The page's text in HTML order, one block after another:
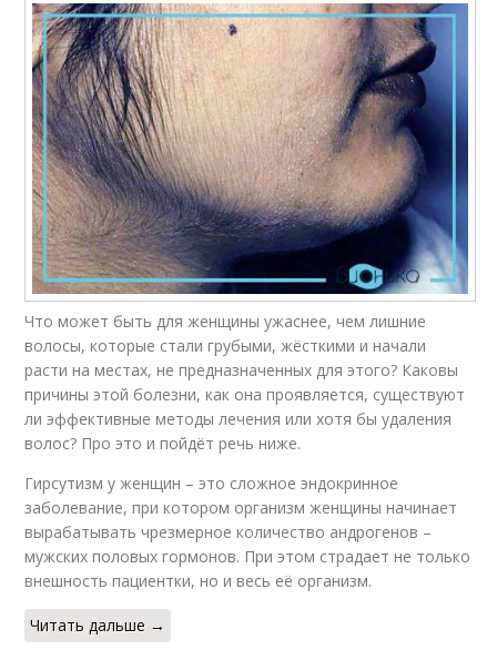
Что может быть для женщины ужаснее, чем лишние
волосы, которые стали грубыми, жёсткими и начали
расти на местах, не предназначенных для этого? Каковы
причины этой болезни, как она проявляется, существуют
ли эффективные методы лечения или хотя бы удаления
волос? Про это и пойдёт речь ниже.
Гирсутизм у женщин – это сложное эндокринное
заболевание, при котором организм женщины начинает
вырабатывать чрезмерное количество андрогенов –
мужских половых гормонов. При этом страдает не только
внешность пациентки, но и весь её организм.
Читать дальше →